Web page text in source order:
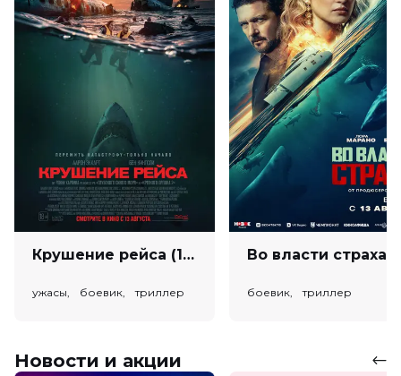
Крушение рейса (18+)
ужасы, боевик, триллер боевик, триллер
Новости и акции